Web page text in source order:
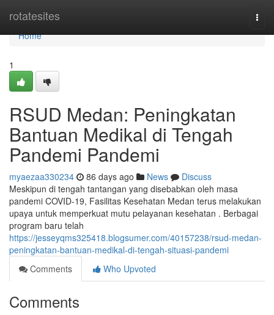
rotatesites
Home
Home
1
RSUD Medan: Peningkatan
Bantuan Medikal di Tengah
Pandemi Pandemi
myaezaa330234 86 days ago News
Discuss
Meskipun di tengah tantangan yang disebabkan oleh masa
pandemi COVID-19, Fasilitas Kesehatan Medan terus melakukan
upaya untuk memperkuat mutu pelayanan kesehatan . Berbagai
program baru telah
https://jesseyqms325418.blogsumer.com/40157238/rsud-medan-
peningkatan-bantuan-medikal-di-tengah-situasi-pandemi
Comments
Who Upvoted
Comments